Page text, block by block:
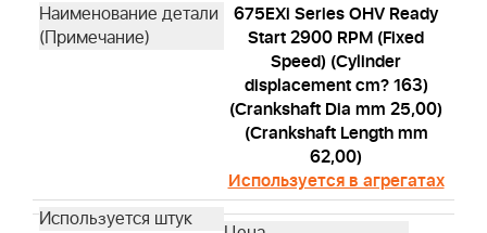
675EXi Series OHV Ready
Start 2900 RPM (Fixed
Speed) (Cylinder
displacement cm? 163)
(Crankshaft Dia mm 25,00)
(Crankshaft Length mm
62,00)
Используется в агрегатах